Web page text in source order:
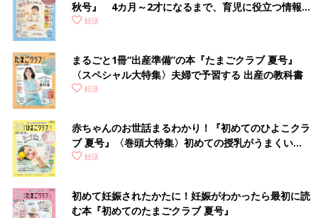
秋号』 4カ月～2才になるまで、育児に役立つ情報が
いっぱい！
妊活
まるごと1冊“出産準備”の本『たまごクラブ 夏号』
〈スペシャル大特集〉夫婦で予習する 出産の教科書
妊活
赤ちゃんのお世話まるわかり！『初めてのひよこクラ
ブ 夏号』〈巻頭大特集〉初めての授乳がうまくい
く！ おっぱい・ミルクの基本と夏のトラブル 解決テ
妊活
初めて妊娠されたかたに！妊娠がわかったら最初に読
む本『初めてのたまごクラブ 夏号』